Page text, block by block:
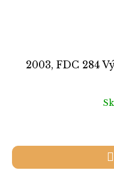
2003, FDC 284